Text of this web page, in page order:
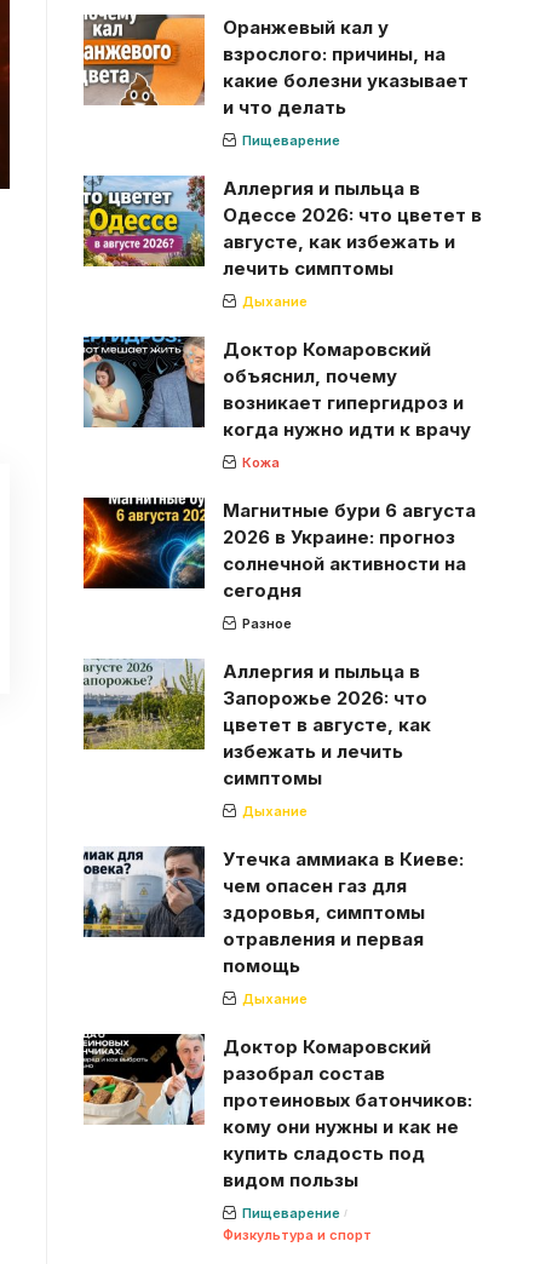
Оранжевый кал у
взрослого: причины, на
какие болезни указывает
и что делать
Пищеварение
Аллергия и пыльца в
Одессе 2026: что цветет в
августе, как избежать и
лечить симптомы
Дыхание
Доктор Комаровский
объяснил, почему
возникает гипергидроз и
когда нужно идти к врачу
Кожа
Магнитные бури 6 августа
2026 в Украине: прогноз
солнечной активности на
сегодня
Разное
Аллергия и пыльца в
Запорожье 2026: что
цветет в августе, как
избежать и лечить
симптомы
Дыхание
Утечка аммиака в Киеве:
чем опасен газ для
здоровья, симптомы
отравления и первая
помощь
Дыхание
Доктор Комаровский
разобрал состав
протеиновых батончиков:
кому они нужны и как не
купить сладость под
видом пользы
Пищеварение
Физкультура и спорт